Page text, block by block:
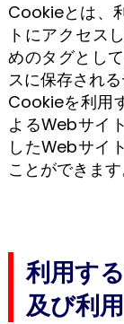
Cookieとは、
トにアクセス
めのタグとし
スに保存され
Cookieを利用
よるWebサイ
したWebサイ
ことができます
利用す
及び利